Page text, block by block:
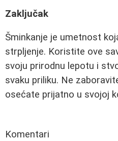
Zaključak
Šminkanje je umetnost
strpljenje. Koristite ove
svoju prirodnu lepotu i
svaku priliku. Ne
osećate prijatno u svojoj
Komentari